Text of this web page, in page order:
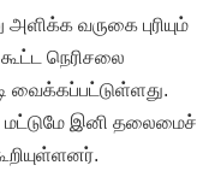
வருகை புரியும்
நெரிசலை
வைக்கப்பட்டுள்ளது.
மட்டுமே இனி தலைமைச்